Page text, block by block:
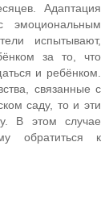
Адаптация
испытывают,
за то, что
и ребёнком.
связанные с
саду, то и эти
В этом случае
обратиться к